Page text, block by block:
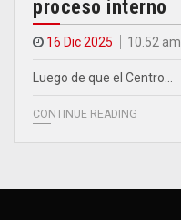
proceso interno
16 Dic 2025 10.52 am
Luego de que el Centro…
CONTINUE READING